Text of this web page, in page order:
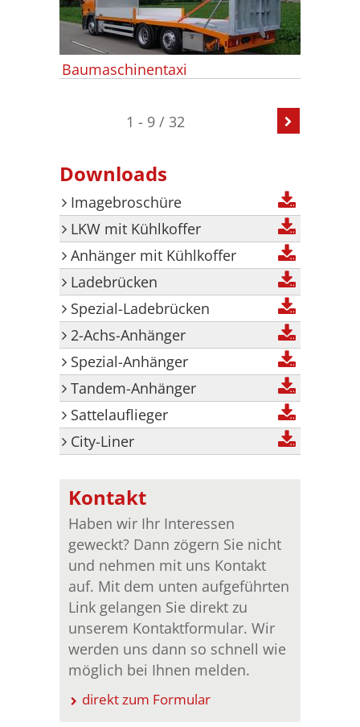
Baumaschinentaxi
1 - 9 / 32
Downloads
Imagebroschüre
LKW mit Kühlkoffer
Anhänger mit Kühlkoffer
Ladebrücken
Spezial-Ladebrücken
2-Achs-Anhänger
Spezial-Anhänger
Tandem-Anhänger
Sattelauflieger
City-Liner
Kontakt
Haben wir Ihr Interessen
geweckt? Dann zögern Sie nicht
und nehmen mit uns Kontakt
auf. Mit dem unten aufgeführten
Link gelangen Sie direkt zu
unserem Kontaktformular. Wir
werden uns dann so schnell wie
möglich bei Ihnen melden.
direkt zum Formular